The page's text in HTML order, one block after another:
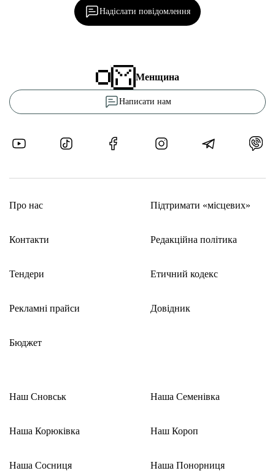
Надіслати повідомлення
Менщина
Написати нам
Про нас
Контакти
Тендери
Рекламні прайси
Бюджет
Підтримати «місцевих»
Редакційна політика
Етичний кодекс
Довідник
Наш Сновськ
Наша Корюківка
Наша Сосниця
Наша Семенівка
Наш Короп
Наша Понорниця